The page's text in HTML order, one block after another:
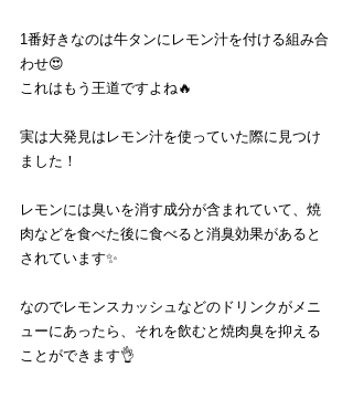
1番好きなのは牛タンにレモン汁を付ける組み合
わせ😍
これはもう王道ですよね🔥
実は大発見はレモン汁を使っていた際に見つけ
ました！
レモンには臭いを消す成分が含まれていて、焼
肉などを食べた後に食べると消臭効果があると
されています✨
なのでレモンスカッシュなどのドリンクがメニ
ューにあったら、それを飲むと焼肉臭を抑える
ことができます👌